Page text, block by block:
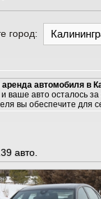
город:
аренда автомобиля в
ваше авто осталось
вы обеспечите для
авто.